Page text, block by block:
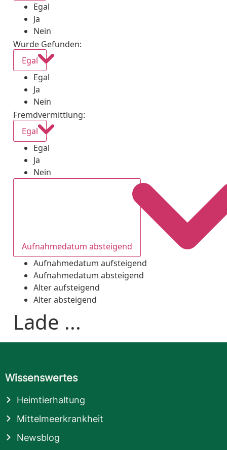
Egal
Ja
Nein
Wurde Gefunden:
Egal
Egal
Ja
Nein
Fremdvermittlung:
Egal
Egal
Ja
Nein
Aufnahmedatum absteigend
Aufnahmedatum aufsteigend
Aufnahmedatum absteigend
Alter aufsteigend
Alter absteigend
Lade ...
Wissenswertes
Heimtierhaltung
Mittelmeerkrankheit
Newsblog